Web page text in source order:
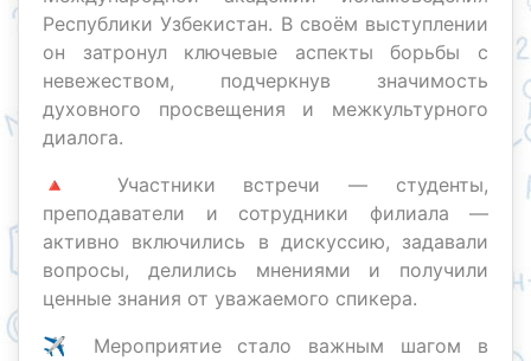
Республики Узбекистан. В своём выступлении
он затронул ключевые аспекты борьбы с
невежеством, подчеркнув значимость
духовного просвещения и межкультурного
диалога.
🔺 Участники встречи — студенты,
преподаватели и сотрудники филиала —
активно включились в дискуссию, задавали
вопросы, делились мнениями и получили
ценные знания от уважаемого спикера.
✈️ Мероприятие стало важным шагом в